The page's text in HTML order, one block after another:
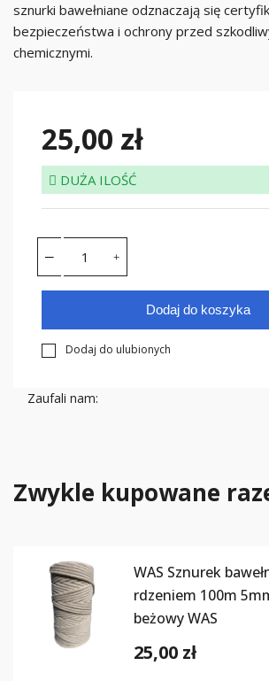
sznurki bawełniane odznaczają się
bezpieczeństwa i ochrony przed
chemicznymi.
25,00 zł
DUŻA ILOŚĆ
Dodaj do koszyka
Dodaj do ulubionych
Zaufali nam:
Zwykle kupowane
WAS Sznurek
rdzeniem 100m
beżowy WAS
25,00 zł